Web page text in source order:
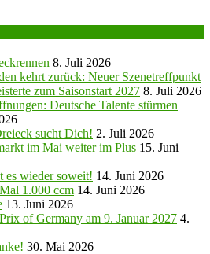
8. Juli 2026
kehrt zurück: Neuer Szenetreffpunkt
zum Saisonstart 2027 8. Juli 2026
Deutsche Talente stürmen
sucht Dich! 2. Juli 2026
im Mai weiter im Plus 15. Juni
es wieder soweit! 14. Juni 2026
1.000 ccm 14. Juni 2026
13. Juni 2026
of Germany am 9. Januar 2027 4.
30. Mai 2026